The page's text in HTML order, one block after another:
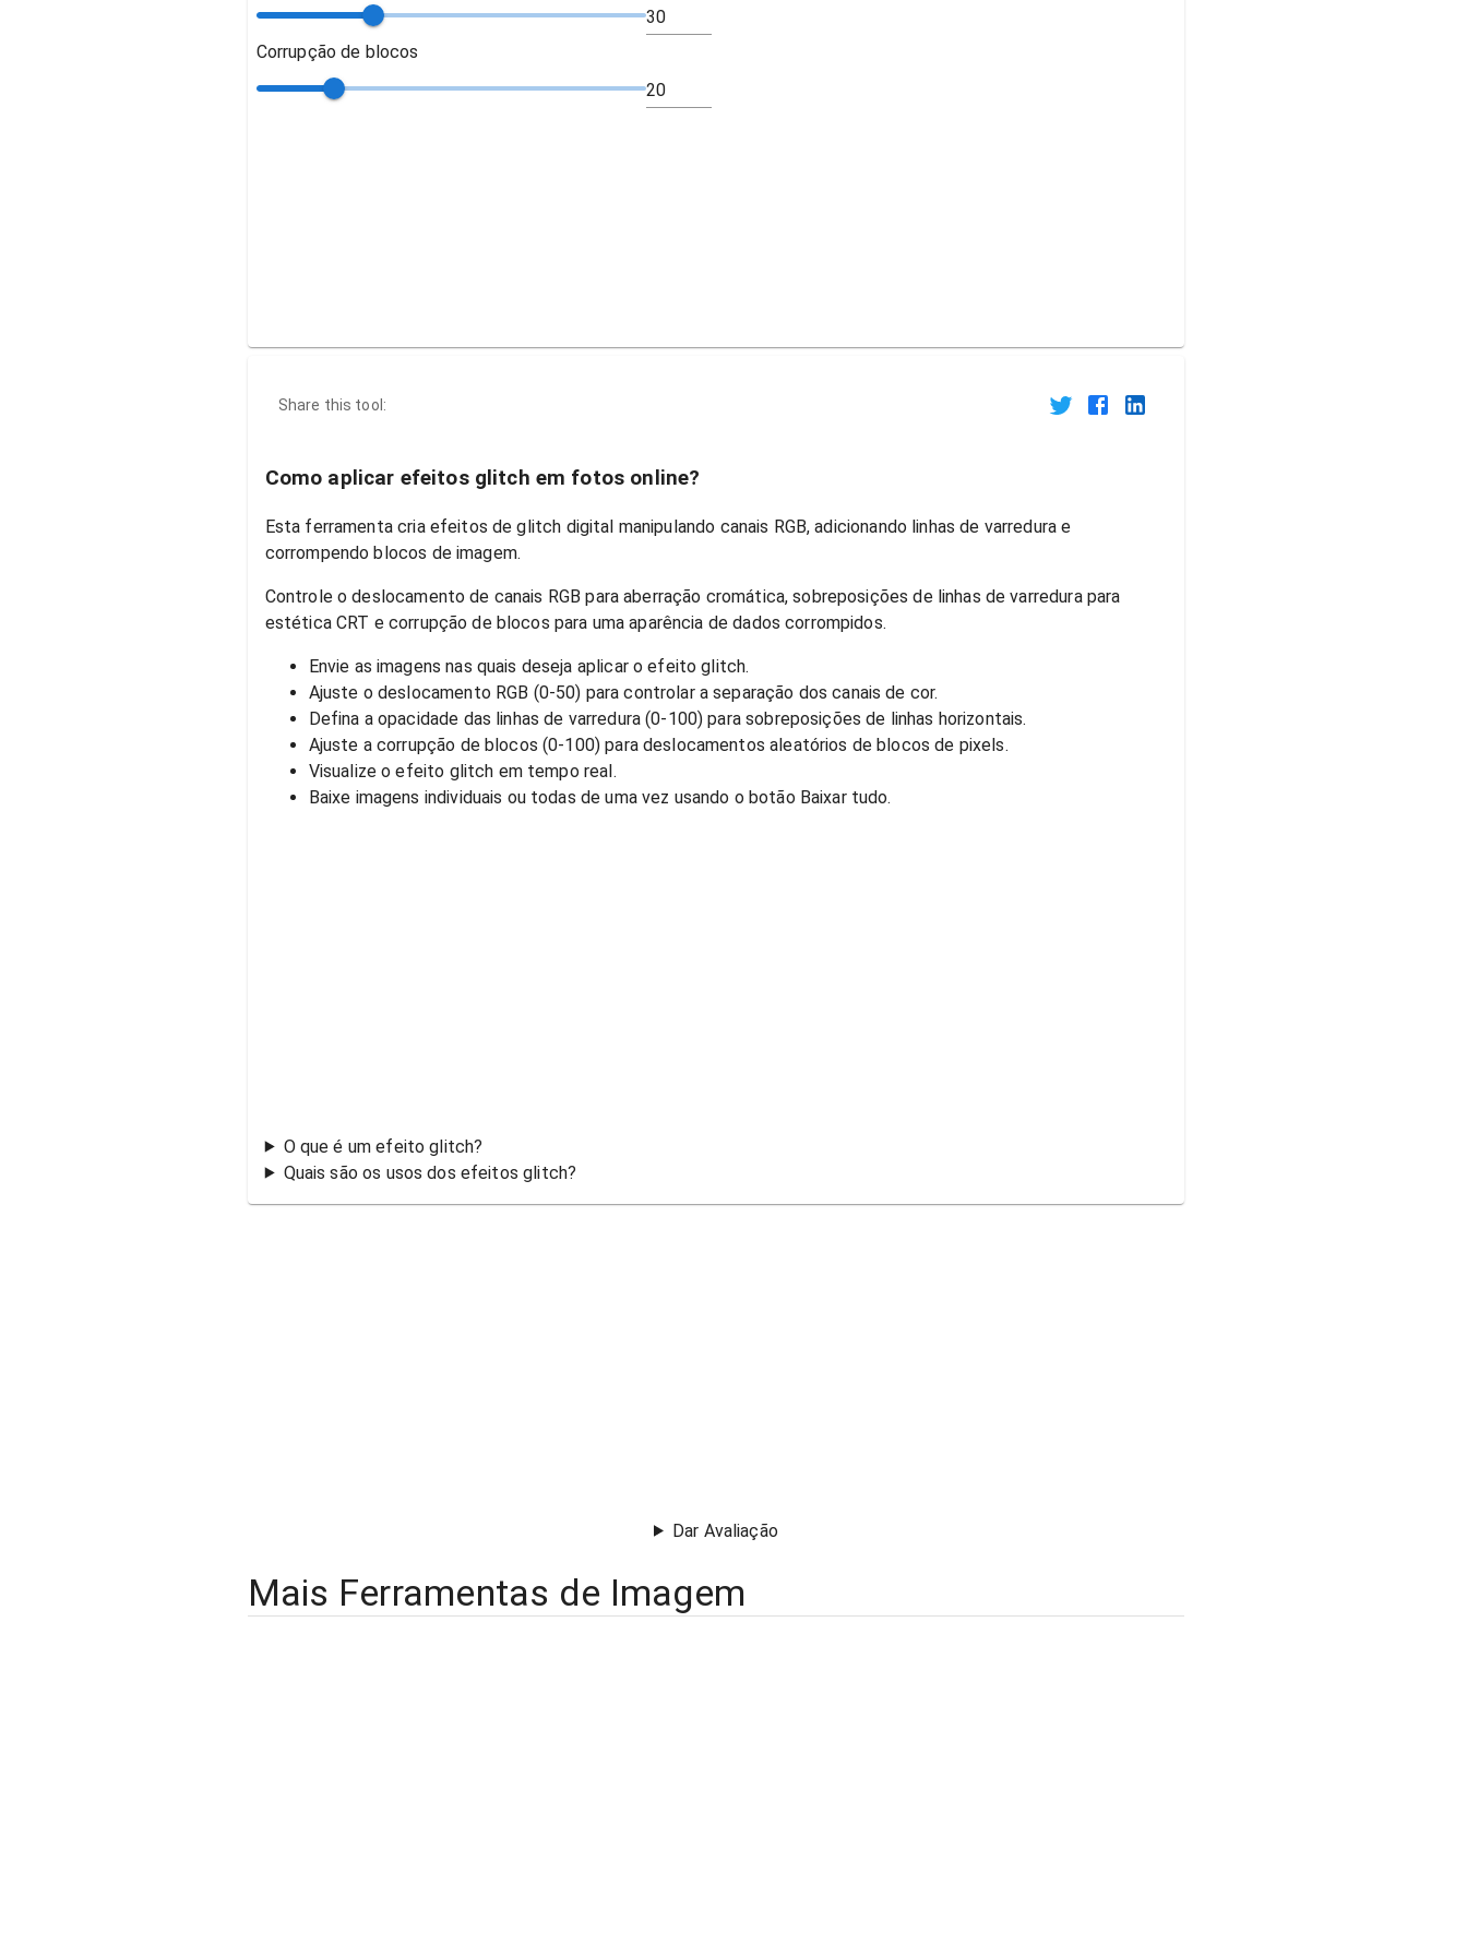
Corrupção de blocos
Share this tool:
Como aplicar efeitos glitch em fotos online?
Esta ferramenta cria efeitos de glitch digital manipulando canais RGB, adicionando linhas de varredura e
corrompendo blocos de imagem.
Controle o deslocamento de canais RGB para aberração cromática, sobreposições de linhas de varredura para
estética CRT e corrupção de blocos para uma aparência de dados corrompidos.
Envie as imagens nas quais deseja aplicar o efeito glitch.
Ajuste o deslocamento RGB (0-50) para controlar a separação dos canais de cor.
Defina a opacidade das linhas de varredura (0-100) para sobreposições de linhas horizontais.
Ajuste a corrupção de blocos (0-100) para deslocamentos aleatórios de blocos de pixels.
Visualize o efeito glitch em tempo real.
Baixe imagens individuais ou todas de uma vez usando o botão Baixar tudo.
O que é um efeito glitch?
Quais são os usos dos efeitos glitch?
Dar Avaliação
Mais Ferramentas de Imagem